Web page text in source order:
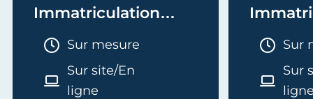
Immatriculation
(EI/Micro-entreprise
ou réel)
Durée :
Sur mesure
Sur site/En
ligne
Sur
Sur